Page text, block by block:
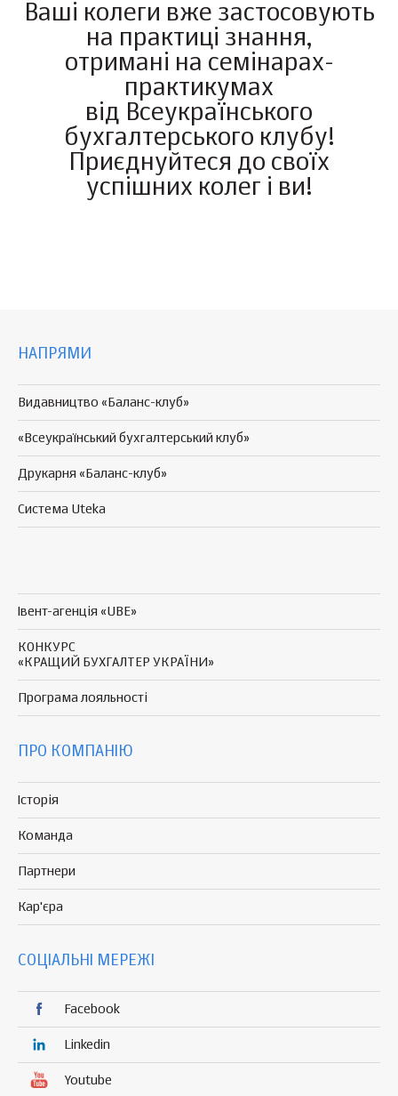
Ваші колеги вже застосовують
на практиці знання,
отримані на семінарах-
практикумах
від Всеукраїнського
бухгалтерського клубу!
Приєднуйтеся до своїх
успішних колег і ви!
НАПРЯМИ
Видавництво «Баланс-клуб»
«Всеукраїнський бухгалтерський клуб»
Друкарня «Баланс-клуб»
Система Uteka
Івент-агенція «UBE»
КОНКУРС
«КРАЩИЙ БУХГАЛТЕР УКРАЇНИ»
Програма лояльності
ПРО КОМПАНІЮ
Історія
Команда
Партнери
Кар'єра
СОЦІАЛЬНІ МЕРЕЖІ
Facebook
Linkedin
Youtube